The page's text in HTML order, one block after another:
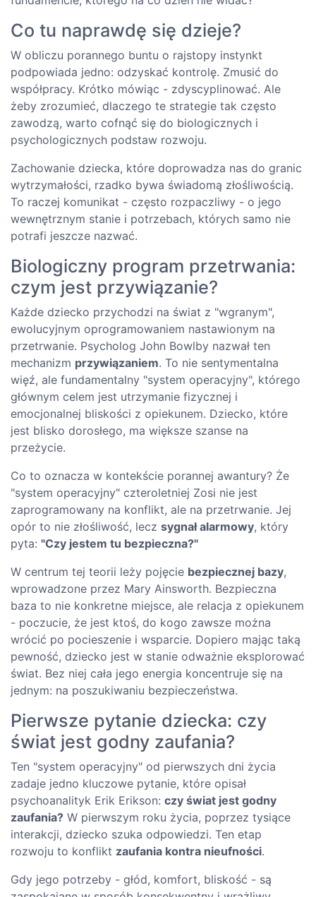
Co tu naprawdę się dzieje?
W obliczu porannego buntu o rajstopy instynkt
podpowiada jedno: odzyskać kontrolę. Zmusić do
współpracy. Krótko mówiąc - zdyscyplinować. Ale
żeby zrozumieć, dlaczego te strategie tak często
zawodzą, warto cofnąć się do biologicznych i
psychologicznych podstaw rozwoju.
Zachowanie dziecka, które doprowadza nas do granic
wytrzymałości, rzadko bywa świadomą złośliwością.
To raczej komunikat - często rozpaczliwy - o jego
wewnętrznym stanie i potrzebach, których samo nie
potrafi jeszcze nazwać.
Biologiczny program przetrwania:
czym jest przywiązanie?
Każde dziecko przychodzi na świat z "wgranym",
ewolucyjnym oprogramowaniem nastawionym na
przetrwanie. Psycholog John Bowlby nazwał ten
mechanizm przywiązaniem. To nie sentymentalna
więź, ale fundamentalny "system operacyjny", którego
głównym celem jest utrzymanie fizycznej i
emocjonalnej bliskości z opiekunem. Dziecko, które
jest blisko dorosłego, ma większe szanse na
przeżycie.
Co to oznacza w kontekście porannej awantury? Że
"system operacyjny" czteroletniej Zosi nie jest
zaprogramowany na konflikt, ale na przetrwanie. Jej
opór to nie złośliwość, lecz sygnał alarmowy, który
pyta: "Czy jestem tu bezpieczna?"
W centrum tej teorii leży pojęcie bezpiecznej bazy,
wprowadzone przez Mary Ainsworth. Bezpieczna
baza to nie konkretne miejsce, ale relacja z opiekunem
- poczucie, że jest ktoś, do kogo zawsze można
wrócić po pocieszenie i wsparcie. Dopiero mając taką
pewność, dziecko jest w stanie odważnie eksplorować
świat. Bez niej cała jego energia koncentruje się na
jednym: na poszukiwaniu bezpieczeństwa.
Pierwsze pytanie dziecka: czy
świat jest godny zaufania?
Ten "system operacyjny" od pierwszych dni życia
zadaje jedno kluczowe pytanie, które opisał
psychoanalityk Erik Erikson: czy świat jest godny
zaufania? W pierwszym roku życia, poprzez tysiące
interakcji, dziecko szuka odpowiedzi. Ten etap
rozwoju to konflikt zaufania kontra nieufności.
Gdy jego potrzeby - głód, komfort, bliskość - są